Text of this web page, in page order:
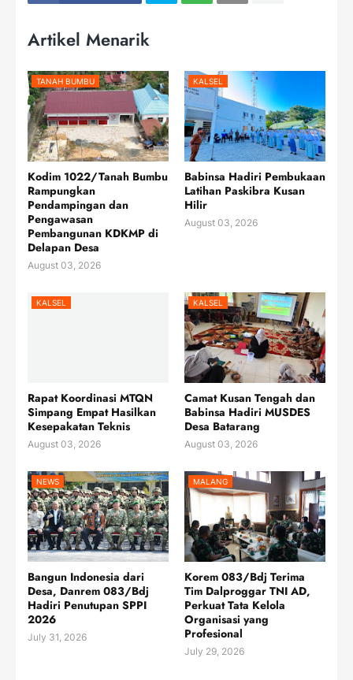
Artikel Menarik
TANAH BUMBU
Kodim 1022/Tanah Bumbu
Rampungkan
Pendampingan dan
Pengawasan
Pembangunan KDKMP di
Delapan Desa
August 03, 2026
KALSEL
Babinsa Hadiri Pembukaan
Latihan Paskibra Kusan
Hilir
August 03, 2026
KALSEL
Rapat Koordinasi MTQN
Simpang Empat Hasilkan
Kesepakatan Teknis
August 03, 2026
KALSEL
Camat Kusan Tengah dan
Babinsa Hadiri MUSDES
Desa Batarang
August 03, 2026
NEWS
Bangun Indonesia dari
Desa, Danrem 083/Bdj
Hadiri Penutupan SPPI
2026
July 31, 2026
MALANG
Korem 083/Bdj Terima
Tim Dalproggar TNI AD,
Perkuat Tata Kelola
Organisasi yang
Profesional
July 29, 2026